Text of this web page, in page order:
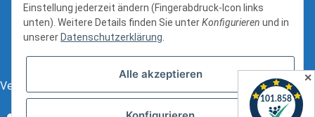
Versand:
Einstellung jederzeit ändern (Fingerabdruck-Icon links
unten). Weitere Details finden Sie unterKonfigurieren und in
unserer Datenschutzerklärung.
Alle akzeptieren ✕